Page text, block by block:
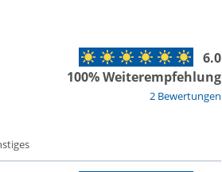
2 Bewertungen
6.0
100% Weiterempfehlung